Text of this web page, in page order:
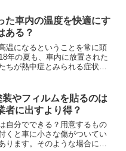
た車内の温度を快適にす
ある？
温になるということを常に頭
年の夏も、車内に放置された
ちが熱中症とみられる症状が
ちよさそうに寝ているから」
開いている...
装やフィルムを貼るのは
者に出すより得？
自分でできる？用意するもの
くと車に小さな傷がついてい
ります。そのような場合に